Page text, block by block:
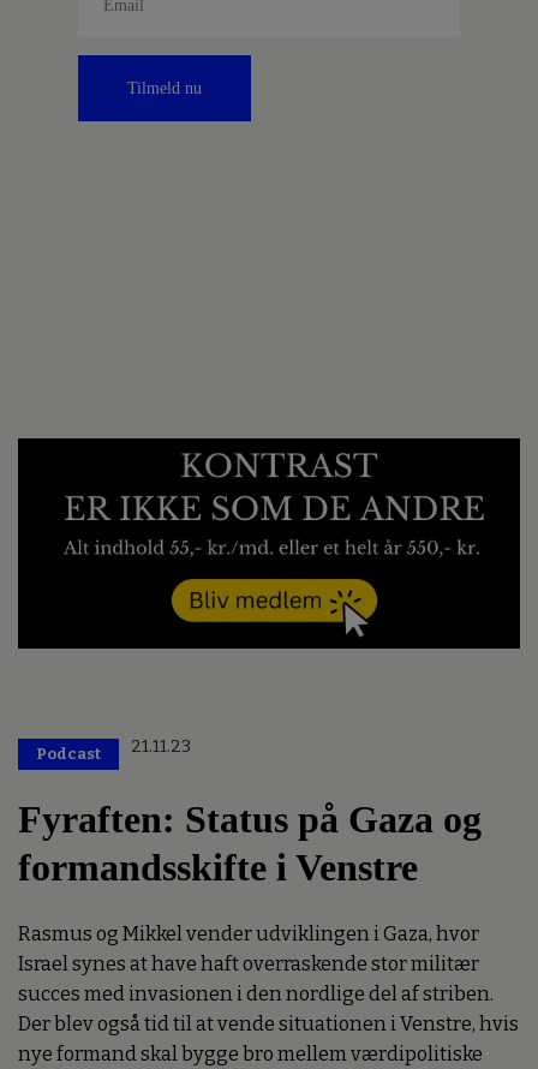
Tilmeld nu
Podcast 21.11.23
Fyraften: Status på Gaza og
formandsskifte i Venstre
Rasmus og Mikkel vender udviklingen i Gaza, hvor
Israel synes at have haft overraskende stor militær
succes med invasionen i den nordlige del af striben.
Der blev også tid til at vende situationen i Venstre, hvis
nye formand skal bygge bro mellem værdipolitiske